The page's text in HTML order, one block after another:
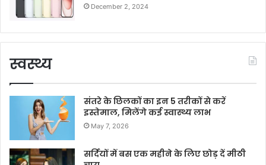
December 2, 2024
स्वस्थ्य
संतरे के छिलकों का इन 5 तरीकों से करें
इस्तेमाल, मिलेंगे कई स्वास्थ्य लाभ
May 7, 2026
सर्दियों में बस एक महीने के लिए छोड़ दें मीठी